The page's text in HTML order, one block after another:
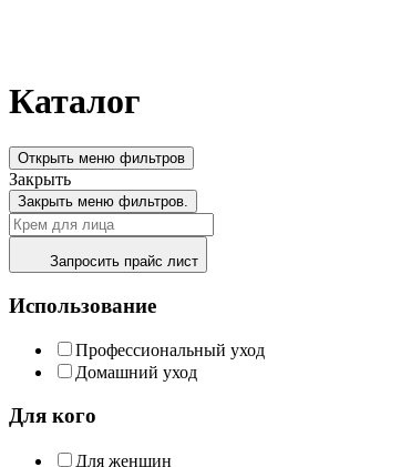
Каталог
Открыть меню фильтров
Закрыть
Закрыть меню фильтров.
Запросить прайс лист
Использование
Профессиональный уход
Домашний уход
Для кого
Для женщин